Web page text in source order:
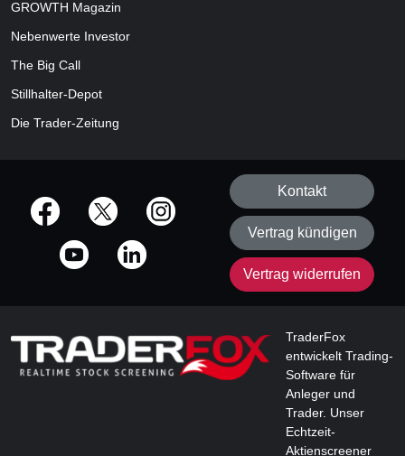
GROWTH Magazin
Nebenwerte Investor
The Big Call
Stillhalter-Depot
Die Trader-Zeitung
offizielle Social Media-Accounts
Kontakt
Vertrag kündigen
Vertrag widerrufen
TraderFox
entwickelt Trading-
Software für
Anleger und
Trader. Unser
Echtzeit-
Aktienscreener